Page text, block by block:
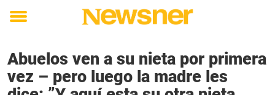
Toggle
Abuelos ven a su nieta por primera
vez – pero luego la madre les